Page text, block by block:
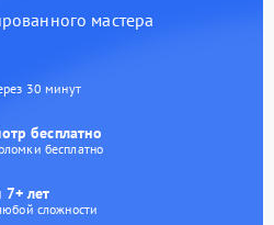
мастера
30 минут
бесплатно
бесплатно
лет
сложности